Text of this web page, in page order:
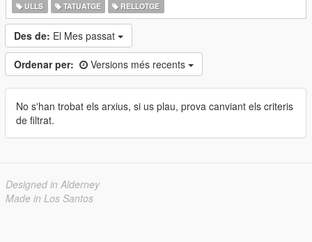
ULLS
TATUATGE RELLOTGE
Des de: El Mes passat
Ordenar per: Versions més recents
No s'han trobat els arxius, si us plau, prova canviant els criteris
de filtrat.
Designed in Alderney
Made in Los Santos